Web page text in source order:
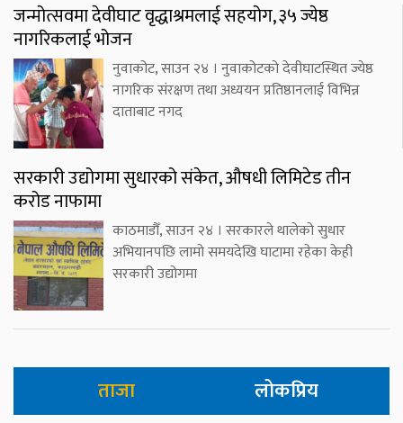
जन्मोत्सवमा देवीघाट वृद्धाश्रमलाई सहयोग, ३५ ज्येष्ठ
नागरिकलाई भोजन
नुवाकोट, साउन २४ । नुवाकोटको देवीघाटस्थित ज्येष्ठ
नागरिक संरक्षण तथा अध्ययन प्रतिष्ठानलाई विभिन्न
दाताबाट नगद
सरकारी उद्योगमा सुधारको संकेत, औषधी लिमिटेड तीन
करोड नाफामा
काठमाडौँ, साउन २४ । सरकारले थालेको सुधार
अभियानपछि लामो समयदेखि घाटामा रहेका केही
सरकारी उद्योगमा
ताजा लोकप्रिय